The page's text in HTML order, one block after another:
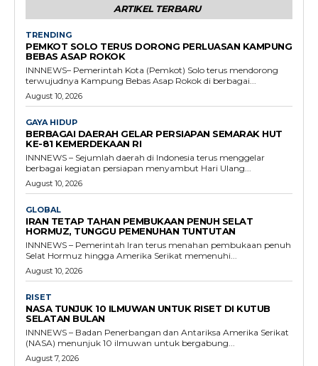
ARTIKEL TERBARU
TRENDING
PEMKOT SOLO TERUS DORONG PERLUASAN KAMPUNG
BEBAS ASAP ROKOK
INNNEWS– Pemerintah Kota (Pemkot) Solo terus mendorong
terwujudnya Kampung Bebas Asap Rokok di berbagai...
August 10, 2026
GAYA HIDUP
BERBAGAI DAERAH GELAR PERSIAPAN SEMARAK HUT
KE-81 KEMERDEKAAN RI
INNNEWS – Sejumlah daerah di Indonesia terus menggelar
berbagai kegiatan persiapan menyambut Hari Ulang...
August 10, 2026
GLOBAL
IRAN TETAP TAHAN PEMBUKAAN PENUH SELAT
HORMUZ, TUNGGU PEMENUHAN TUNTUTAN
INNNEWS – Pemerintah Iran terus menahan pembukaan penuh
Selat Hormuz hingga Amerika Serikat memenuhi...
August 10, 2026
RISET
NASA TUNJUK 10 ILMUWAN UNTUK RISET DI KUTUB
SELATAN BULAN
INNNEWS – Badan Penerbangan dan Antariksa Amerika Serikat
(NASA) menunjuk 10 ilmuwan untuk bergabung...
August 7, 2026